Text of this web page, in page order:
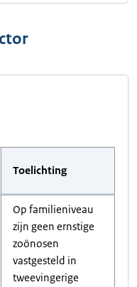
Toelichting
Op familieniveau
zijn geen ernstige
zoönosen
vastgesteld in
tweevingerige